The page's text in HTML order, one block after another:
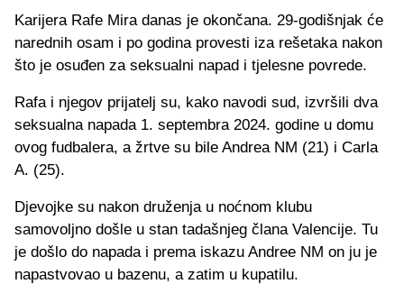
Karijera Rafe Mira danas je okončana. 29-godišnjak će
narednih osam i po godina provesti iza rešetaka nakon
što je osuđen za seksualni napad i tjelesne povrede.
Rafa i njegov prijatelj su, kako navodi sud, izvršili dva
seksualna napada 1. septembra 2024. godine u domu
ovog fudbalera, a žrtve su bile Andrea NM (21) i Carla
A. (25).
Djevojke su nakon druženja u noćnom klubu
samovoljno došle u stan tadašnjeg člana Valencije. Tu
je došlo do napada i prema iskazu Andree NM on ju je
napastvovao u bazenu, a zatim u kupatilu.